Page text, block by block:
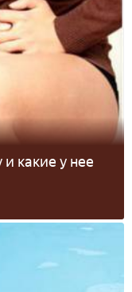
какие у нее